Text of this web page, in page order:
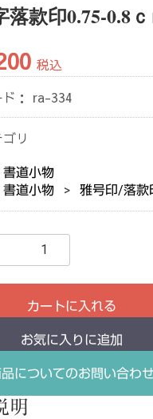
落款印0.75-
税込
： ra-334
リ
書道小物
書道小物
雅号印/落款
カートに入れる
お気に入りに追加
についてのお問い合わせ
明